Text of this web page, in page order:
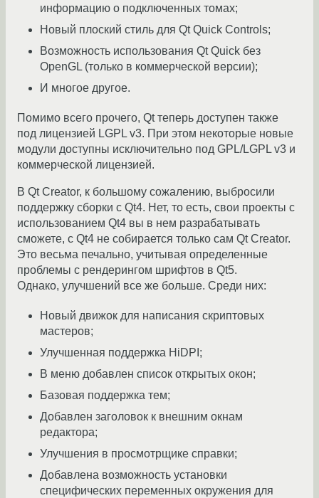
информацию о подключенных томах;
Новый плоский стиль для Qt Quick Controls;
Возможность использования Qt Quick без
OpenGL (только в коммерческой версии);
И многое другое.
Помимо всего прочего, Qt теперь доступен также
под лицензией LGPL v3. При этом некоторые новые
модули доступны исключительно под GPL/LGPL v3 и
коммерческой лицензией.
В Qt Creator, к большому сожалению, выбросили
поддержку сборки с Qt4. Нет, то есть, свои проекты с
использованием Qt4 вы в нем разрабатывать
cможете, с Qt4 не собирается только сам Qt Creator.
Это весьма печально, учитывая определенные
проблемы с рендерингом шрифтов в Qt5.
Однако, улучшений все же больше. Среди них:
Новый движок для написания скриптовых
мастеров;
Улучшенная поддержка HiDPI;
В меню добавлен список открытых окон;
Базовая поддержка тем;
Добавлен заголовок к внешним окнам
редактора;
Улучшения в просмотрщике справки;
Добавлена возможность установки
специфических переменных окружения для